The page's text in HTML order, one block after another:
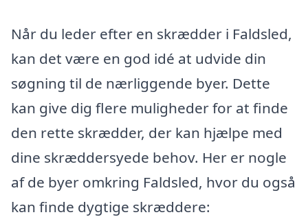
Når du leder efter en skrædder i Faldsled,
kan det være en god idé at udvide din
søgning til de nærliggende byer. Dette
kan give dig flere muligheder for at finde
den rette skrædder, der kan hjælpe med
dine skræddersyede behov. Her er nogle
af de byer omkring Faldsled, hvor du også
kan finde dygtige skræddere: